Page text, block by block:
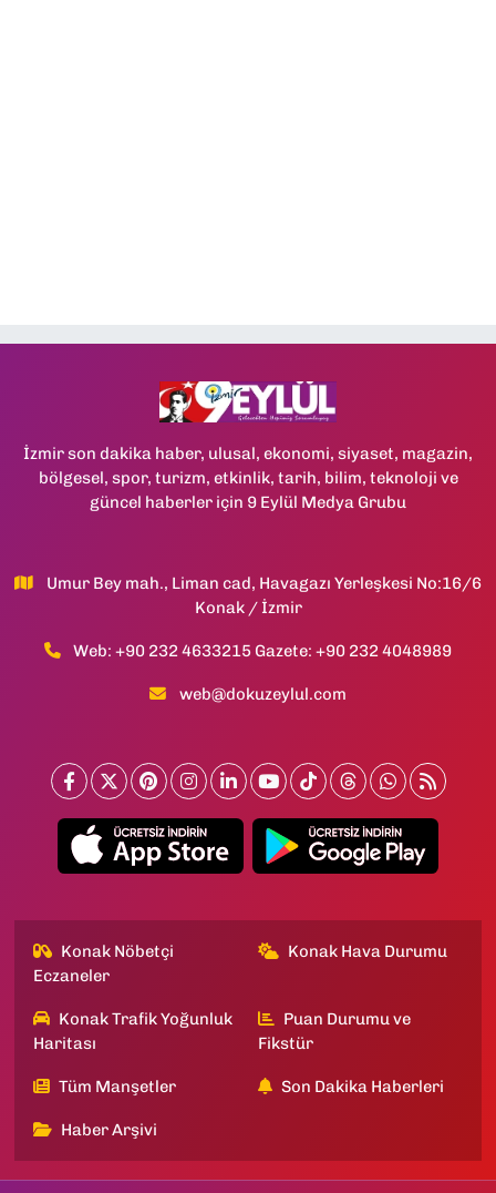
İzmir son dakika haber, ulusal, ekonomi, siyaset, magazin,
bölgesel, spor, turizm, etkinlik, tarih, bilim, teknoloji ve
güncel haberler için 9 Eylül Medya Grubu
Umur Bey mah., Liman cad, Havagazı Yerleşkesi No:16/6
Konak / İzmir
Web: +90 232 4633215 Gazete: +90 232 4048989
web@dokuzeylul.com
Konak Nöbetçi
Eczaneler
Konak Hava Durumu
Konak Trafik Yoğunluk
Haritası
Puan Durumu ve
Fikstür
Tüm Manşetler Son Dakika Haberleri
Haber Arşivi